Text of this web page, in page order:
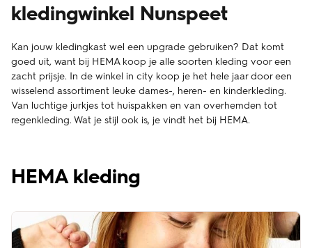
kledingwinkel Nunspeet
Kan jouw kledingkast wel een upgrade gebruiken? Dat komt
goed uit, want bij HEMA koop je alle soorten kleding voor een
zacht prijsje. In de winkel in city koop je het hele jaar door een
wisselend assortiment leuke dames-, heren- en kinderkleding.
Van luchtige jurkjes tot huispakken en van overhemden tot
regenkleding. Wat je stijl ook is, je vindt het bij HEMA.
HEMA kleding